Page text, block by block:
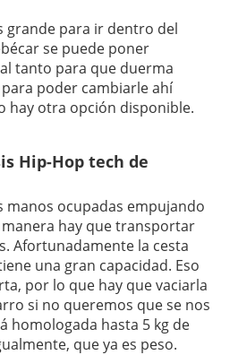
grande para ir dentro del
se puede poner
tanto para que duerma
poder cambiarle ahí
hay otra opción disponible.
Hip-Hop tech de
manos ocupadas empujando
hay que transportar
Afortunadamente la cesta
una gran capacidad. Eso
por lo que hay que vaciarla
si no queremos que se nos
homologada hasta 5 kg de
que ya es peso.